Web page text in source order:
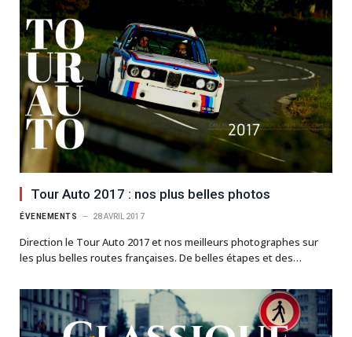
Tour Auto 2017 : nos plus belles photos
ÉVENEMENTS 28 AVRIL 2017
Direction le Tour Auto 2017 et nos meilleurs photographes sur
les plus belles routes françaises. De belles étapes et des…